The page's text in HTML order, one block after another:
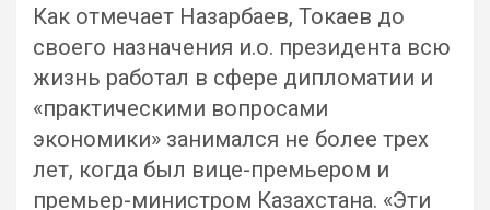
Как отмечает Назарбаев, Токаев до
своего назначения и.о. президента всю
жизнь работал в сфере дипломатии и
«практическими вопросами
экономики» занимался не более трех
лет, когда был вице-премьером и
премьер-министром Казахстана. «Эти